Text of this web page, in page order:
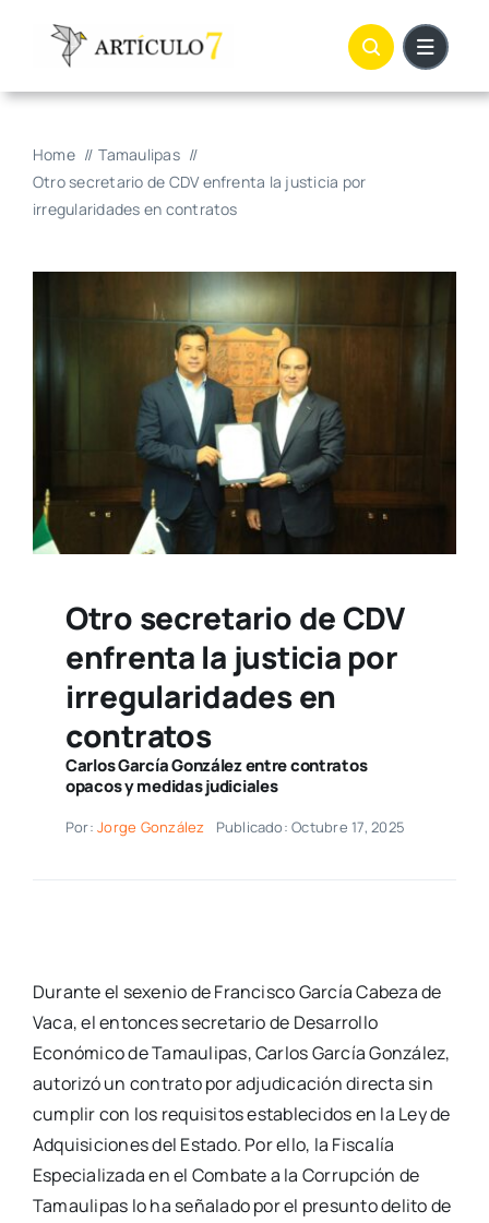
Home
Tamaulipas
Otro secretario de CDV enfrenta la justicia por
irregularidades en contratos
Otro secretario de CDV
enfrenta la justicia por
irregularidades en
contratos
Carlos García González entre contratos
opacos y medidas judiciales
Por:Jorge González Publicado: Octubre 17, 2025
Durante el sexenio de Francisco García Cabeza de
Vaca, el entonces secretario de Desarrollo
Económico de Tamaulipas, Carlos García González,
autorizó un contrato por adjudicación directa sin
cumplir con los requisitos establecidos en la Ley de
Adquisiciones del Estado. Por ello, la Fiscalía
Especializada en el Combate a la Corrupción de
Tamaulipas lo ha señalado por el presunto delito de